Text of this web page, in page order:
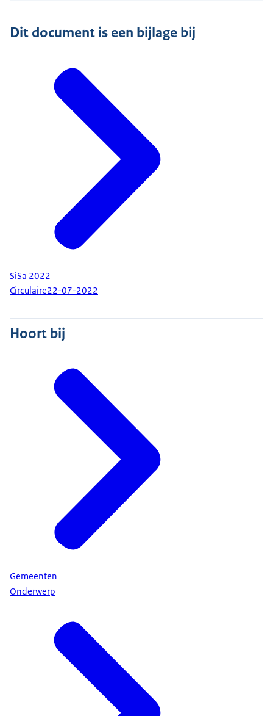
Dit document is een bijlage bij
SiSa 2022
Circulaire22-07-2022
Hoort bij
Gemeenten
Onderwerp